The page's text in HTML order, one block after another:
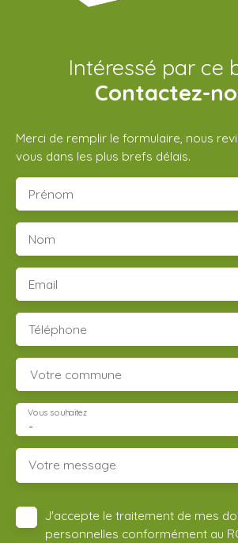
Intéressé par ce
Contactez-
Merci de remplir le formulaire, nous
vous dans les plus brefs délais.
Prénom
Nom
Email
Téléphone
Votre commune
-
Vous souhaitez
Votre message
J'accepte le traitement de mes
personnelles conformément au